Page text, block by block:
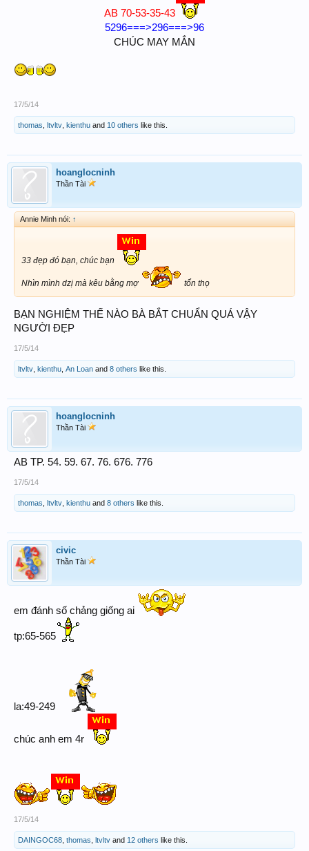
AB 70-53-35-43
5296===>296===>96
CHÚC MAY MẮN​
17/5/14
thomas ltvltv kienthu and 10 others like this.
hoanglocninh
Thần Tài
Annie Minh nói: ↑
33 đẹp đó bạn, chúc bạn
Nhìn mình dzị mà kêu bằng mợ tổn thọ
BẠN NGHIỆM THẾ NÀO BÀ BẮT CHUẨN QUÁ VẬY
NGƯỜI ĐẸP
17/5/14
ltvltv kienthu An Loan and 8 others like this.
hoanglocninh
Thần Tài
AB TP. 54. 59. 67. 76. 676. 776
17/5/14
thomas ltvltv kienthu and 8 others like this.
civic
Thần Tài
em đánh số chảng giống ai
tp:65-565
la:49-249
chúc anh em 4r
17/5/14
DAINGOC68 thomas ltvltv and 12 others like this.